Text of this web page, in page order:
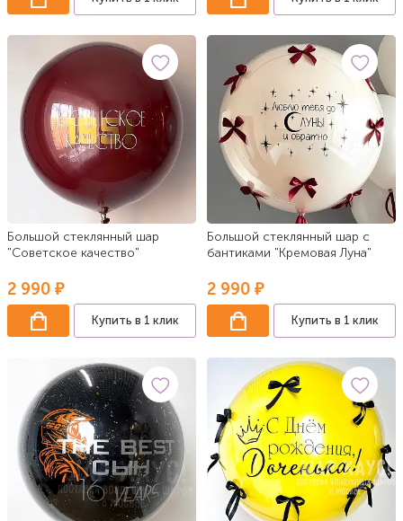
Большой стеклянный шар
"Советское качество"
2 990 ₽
Купить в 1 клик
Большой стеклянный шар с
бантиками "Кремовая Луна"
2 990 ₽
Купить в 1 клик